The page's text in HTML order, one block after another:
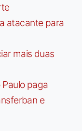
atacante para
mais duas
Paulo paga
e